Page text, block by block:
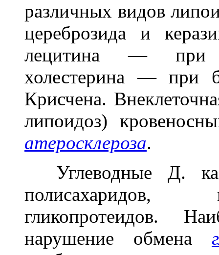
различных видов
цереброзида и
лецитина — при
холестерина — при
Крисчена.
липоидоз)
атеросклероза.
Углеводные Д.
полисахаридов,
гликопротеидов.
нарушение обмена